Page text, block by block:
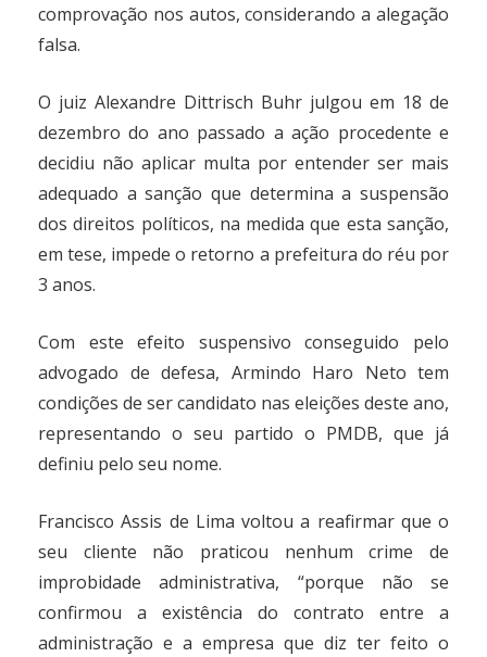
comprovação nos autos, considerando a alegação
falsa.
O juiz Alexandre Dittrisch Buhr julgou em 18 de
dezembro do ano passado a ação procedente e
decidiu não aplicar multa por entender ser mais
adequado a sanção que determina a suspensão
dos direitos políticos, na medida que esta sanção,
em tese, impede o retorno a prefeitura do réu por
3 anos.
Com este efeito suspensivo conseguido pelo
advogado de defesa, Armindo Haro Neto tem
condições de ser candidato nas eleições deste ano,
representando o seu partido o PMDB, que já
definiu pelo seu nome.
Francisco Assis de Lima voltou a reafirmar que o
seu cliente não praticou nenhum crime de
improbidade administrativa, “porque não se
confirmou a existência do contrato entre a
administração e a empresa que diz ter feito o